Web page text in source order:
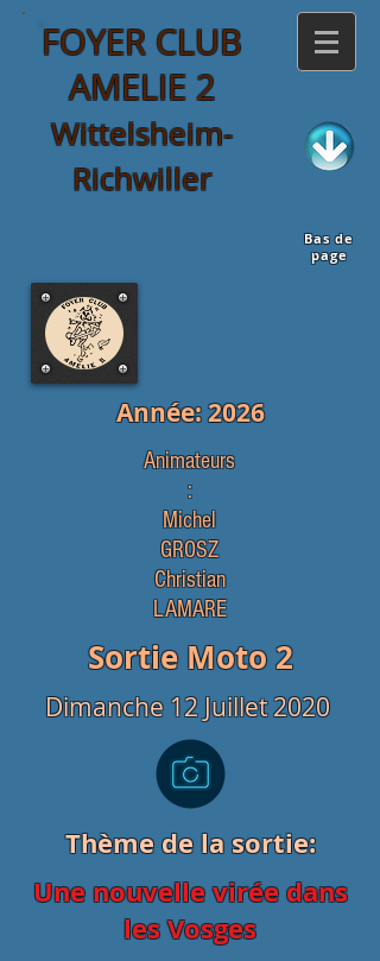
FOYER CLUB
AMELIE 2
Wittelsheim-
Richwiller
Bas de
page
Année: 2026
Animateurs
:
Michel
GROSZ
Christian
LAMARE
Sortie Moto 2
Dimanche 12 Juillet 2020
Thème de la sortie:
Une nouvelle virée dans
les Vosges